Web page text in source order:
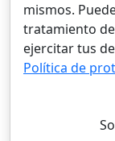
mismos.
tratamiento
ejercitar tus
Política de